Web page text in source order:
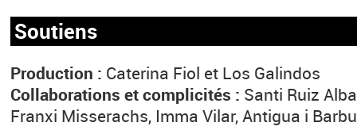
Soutiens
Production : Caterina Fiol et Los Galindos
Collaborations et complicités : Santi Ruiz
Franxi Misserachs, Imma Vilar, Antigua i